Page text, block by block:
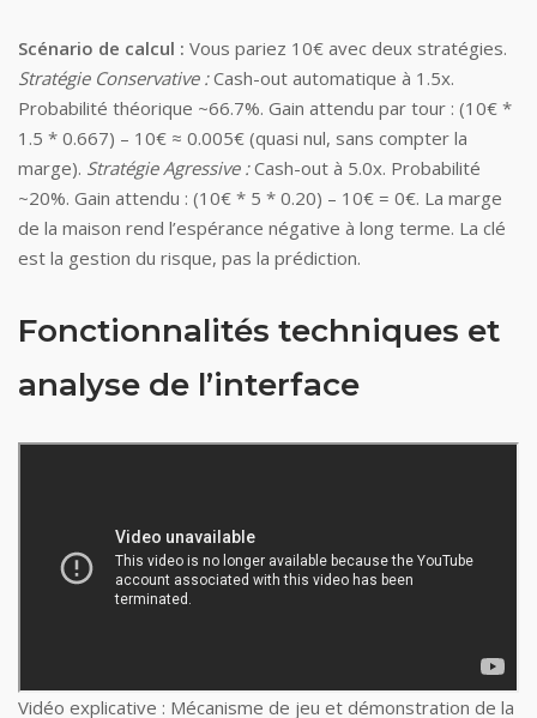
Scénario de calcul : Vous pariez 10€ avec deux stratégies.
Stratégie Conservative :Cash-out automatique à 1.5x.
Probabilité théorique ~66.7%. Gain attendu par tour : (10€ *
1.5 * 0.667) – 10€ ≈ 0.005€ (quasi nul, sans compter la
marge). Stratégie Agressive :Cash-out à 5.0x. Probabilité
~20%. Gain attendu : (10€ * 5 * 0.20) – 10€ = 0€. La marge
de la maison rend l’espérance négative à long terme. La clé
est la gestion du risque, pas la prédiction.
Fonctionnalités techniques et
analyse de l’interface
Vidéo explicative : Mécanisme de jeu et démonstration de la